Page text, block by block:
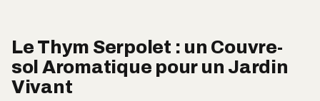
Le Thym Serpolet : un Couvre-
sol Aromatique pour un Jardin
Vivant